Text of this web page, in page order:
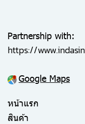
Partnership with:
https://
Google Maps
หน้าแรก
สินค้า